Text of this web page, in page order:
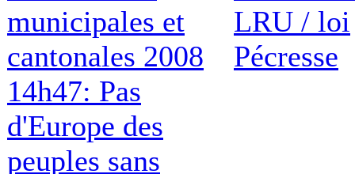
municipales et
cantonales 2008
14h47: Pas
d'Europe des
peuples sans
LRU / loi
Pécresse